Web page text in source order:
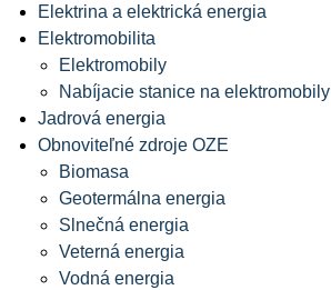
Elektrina a elektrická energia
Elektromobilita
Elektromobily
Nabíjacie stanice na elektromobily
Jadrová energia
Obnoviteľné zdroje OZE
Biomasa
Geotermálna energia
Slnečná energia
Veterná energia
Vodná energia